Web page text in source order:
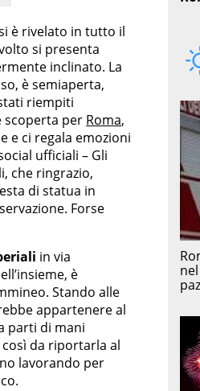
è rivelato in tutto il
si presenta
inclinato. La
è semiaperta,
riempiti
scoperta per Roma,
e ci regala emozioni
ufficiali – Gli
che ringrazio,
di statua in
Forse
in via
è
Stando alle
appartenere al
parti di mani
da riportarla al
lavorando per